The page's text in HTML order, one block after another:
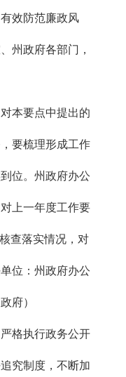
效防范廉政风
州政府各部门，
本要点中提出的
要梳理形成工作
位。州政府办公
上一年度工作要
查落实情况，对
位：州政府办公
府）
格执行政务公开
究制度，不断加